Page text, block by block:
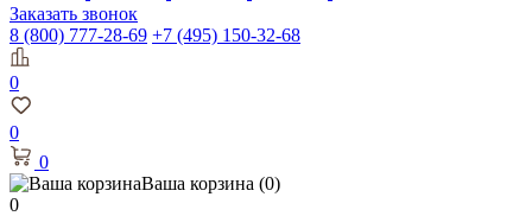
Заказать звонок
8 (800) 777-28-69 +7 (495) 150-32-68
0
0
0
Ваша корзина (0)
0